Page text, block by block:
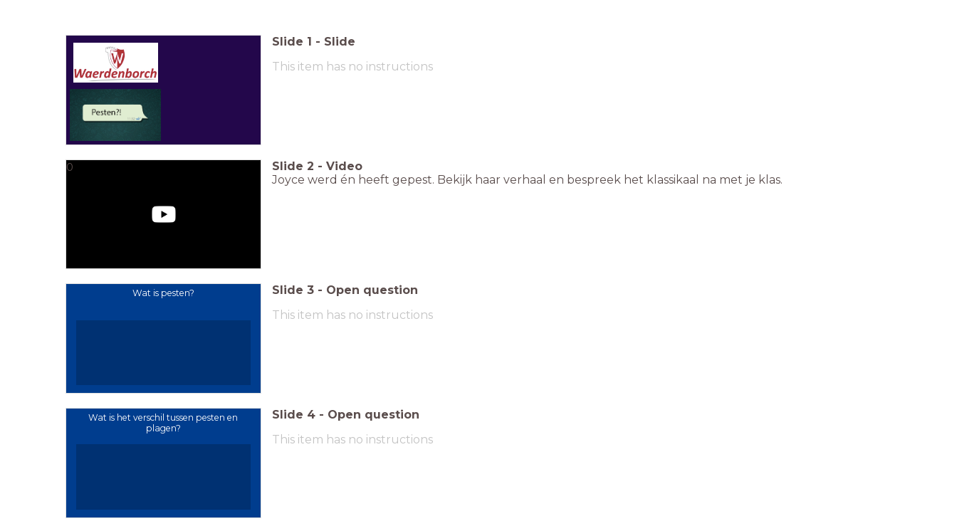
Slide 1 - Slide
This item has no instructions
0 Slide 2 - Video
Joyce werd én heeft gepest. Bekijk haar verhaal en bespreek het klassikaal na met je klas.
Wat is pesten? Slide 3 - Open question
This item has no instructions
Wat is het verschil tussen pesten en
plagen?
Slide 4 - Open question
This item has no instructions